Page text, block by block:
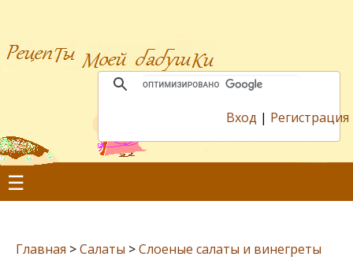
Вход | Регистрация
☰
Главная >Салаты >Слоеные салаты и винегреты